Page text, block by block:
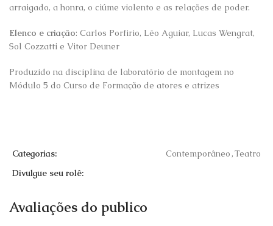
arraigado, a honra, o ciúme violento e as relações de poder.
Elenco e criação: Carlos Porfirio, Léo Aguiar, Lucas Wengrat,
Sol Cozzatti e Vitor Deuner
Produzido na disciplina de laboratório de montagem no
Módulo 5 do Curso de Formação de atores e atrizes
Categorias: Contemporâneo ,Teatro
Divulgue seu rolê:
Avaliações do publico